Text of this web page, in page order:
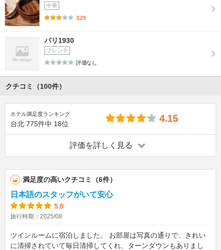
中華
3.29
パリ1930
フレンチ
評価なし
クチコミ（100件）
ホテル満足度ランキング
台北 775件中 18位 4.15
評価を詳しく見る
満足度の高いクチコミ（6件）
日本語のスタッフがいて安心
5.0
旅行時期：2025/08
ツインルームに宿泊しました。 お部屋は写真の通りで、きれい
に清掃されていて毎日清掃してくれ、ターンダウンもありまし